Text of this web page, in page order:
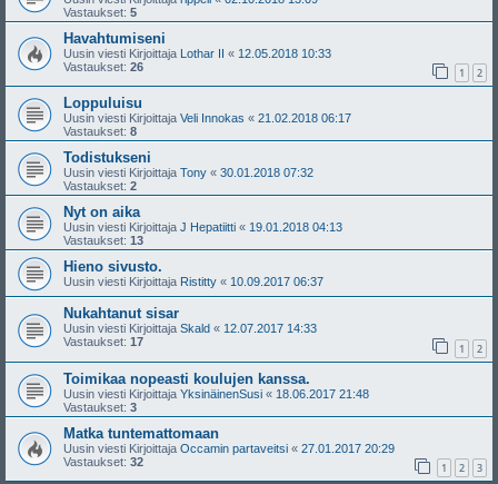
Vastaukset: 5
Havahtumiseni
Uusin viesti Kirjoittaja Lothar II « 12.05.2018 10:33
Vastaukset: 26 1 2
Loppuluisu
Uusin viesti Kirjoittaja Veli Innokas « 21.02.2018 06:17
Vastaukset: 8
Todistukseni
Uusin viesti Kirjoittaja Tony « 30.01.2018 07:32
Vastaukset: 2
Nyt on aika
Uusin viesti Kirjoittaja J Hepatiitti « 19.01.2018 04:13
Vastaukset: 13
Hieno sivusto.
Uusin viesti Kirjoittaja Ristitty « 10.09.2017 06:37
Nukahtanut sisar
Uusin viesti Kirjoittaja Skald « 12.07.2017 14:33
Vastaukset: 17 1 2
Toimikaa nopeasti koulujen kanssa.
Uusin viesti Kirjoittaja YksinäinenSusi « 18.06.2017 21:48
Vastaukset: 3
Matka tuntemattomaan
Uusin viesti Kirjoittaja Occamin partaveitsi « 27.01.2017 20:29
Vastaukset: 32 1 2 3